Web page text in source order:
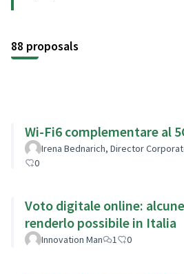
88 proposals
Wi-Fi6 complementare al
Irena Bednarich, Director
0
Voto digitale online:
renderlo possibile in Italia
Innovation Man 1 0